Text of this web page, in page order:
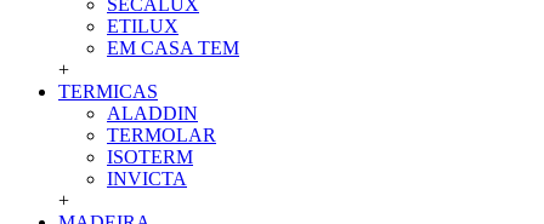
SECALUX
ETILUX
EM CASA TEM
+
TERMICAS
ALADDIN
TERMOLAR
ISOTERM
INVICTA
+